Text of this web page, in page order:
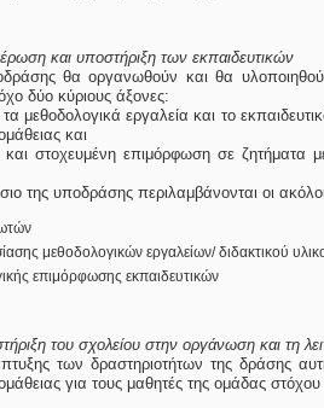
και υποστήριξη των εκπαιδευτικών
θα οργανωθούν και θα
δύο κύριους άξονες:
μεθοδολογικά εργαλεία και το
και
και στοχευμένη επιμόρφωση σε ζητήματα
της υποδράσης περιλαμβάνονται οι
μεθοδολογικών εργαλείων/ διδακτικού
επιμόρφωσης εκπαιδευτικών
του σχολείου στην οργάνωση και τη
των δραστηριοτήτων της δράσης
για τους μαθητές της ομάδας στόχου